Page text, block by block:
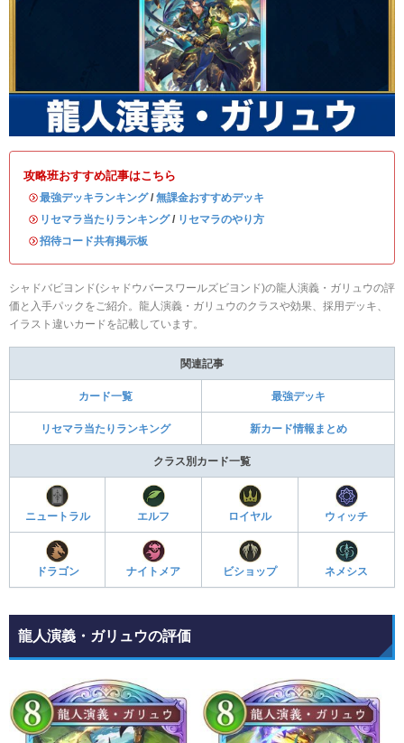
攻略班おすすめ記事はこちら
・最強デッキランキング/ 無課金おすすめデッキ
・ リセマラ当たりランキング/ リセマラのやり方
・招待コード共有掲示板
シャドバビヨンド(シャドウバースワールズビヨンド)の龍人演義・ガリュウの評
価と入手パックをご紹介。龍人演義・ガリュウのクラスや効果、採用デッキ、
イラスト違いカードを記載しています。
関連記事
カード一覧 最強デッキ
リセマラ当たりランキング 新カード情報まとめ
クラス別カード一覧
ニュートラル エルフ ロイヤル ウィッチ
ドラゴン ナイトメア ビショップ ネメシス
龍人演義・ガリュウの評価